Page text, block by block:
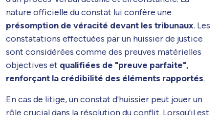
nature officielle du constat lui confère une
présomption de véracité devant les tribunaux. Les
constatations effectuées par un huissier de justice
sont considérées comme des preuves matérielles
objectives et qualifiées de "preuve parfaite",
renforçant la crédibilité des éléments rapportés.
En cas de litige, un constat d'huissier peut jouer un
rôle crucial dans la résolution du conflit. Lorsqu'il est